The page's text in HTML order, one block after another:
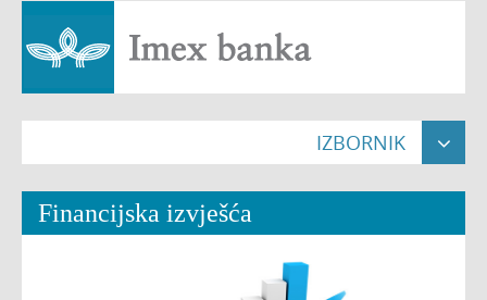
IZBORNIK 
Naslovna
Građani  
Financijska izvješća